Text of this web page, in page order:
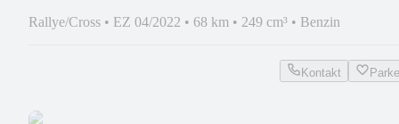
Rallye/Cross • EZ 04/2022 • 68 km • 249 cm³ • Benzin
Kontakt